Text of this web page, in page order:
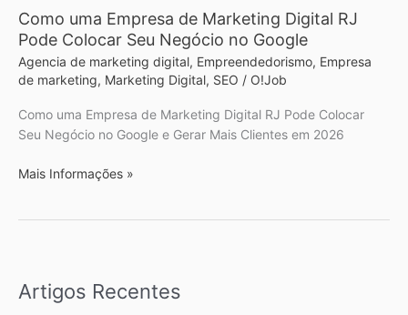
Como uma Empresa de Marketing Digital RJ
Pode Colocar Seu Negócio no Google
Agencia de marketing digital, Empreendedorismo, Empresa
de marketing, Marketing Digital, SEO / O!Job
Como uma Empresa de Marketing Digital RJ Pode Colocar
Seu Negócio no Google e Gerar Mais Clientes em 2026
no
Google
Mais Informações »
Artigos Recentes